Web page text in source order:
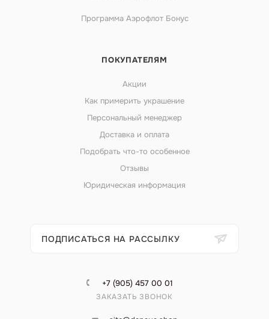
Программа Аэрофлот Бонус
ПОКУПАТЕЛЯМ
Акции
Как примерить украшение
Персональный менеджер
Доставка и оплата
Подобрать что-то особенное
Отзывы
Юридическая информация
ПОДПИСАТЬСЯ НА РАССЫЛКУ
+7 (905) 457 00 01
ЗАКАЗАТЬ ЗВОНОК